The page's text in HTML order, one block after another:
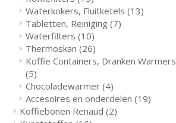
Waterkokers, Fluitketels (13)
Tabletten, Reiniging (7)
Waterfilters (10)
Thermoskan (26)
Koffie Containers, Dranken Warmers
(5)
Chocoladewarmer (4)
Accesoires en onderdelen (19)
Koffiebonen Renaud (2)